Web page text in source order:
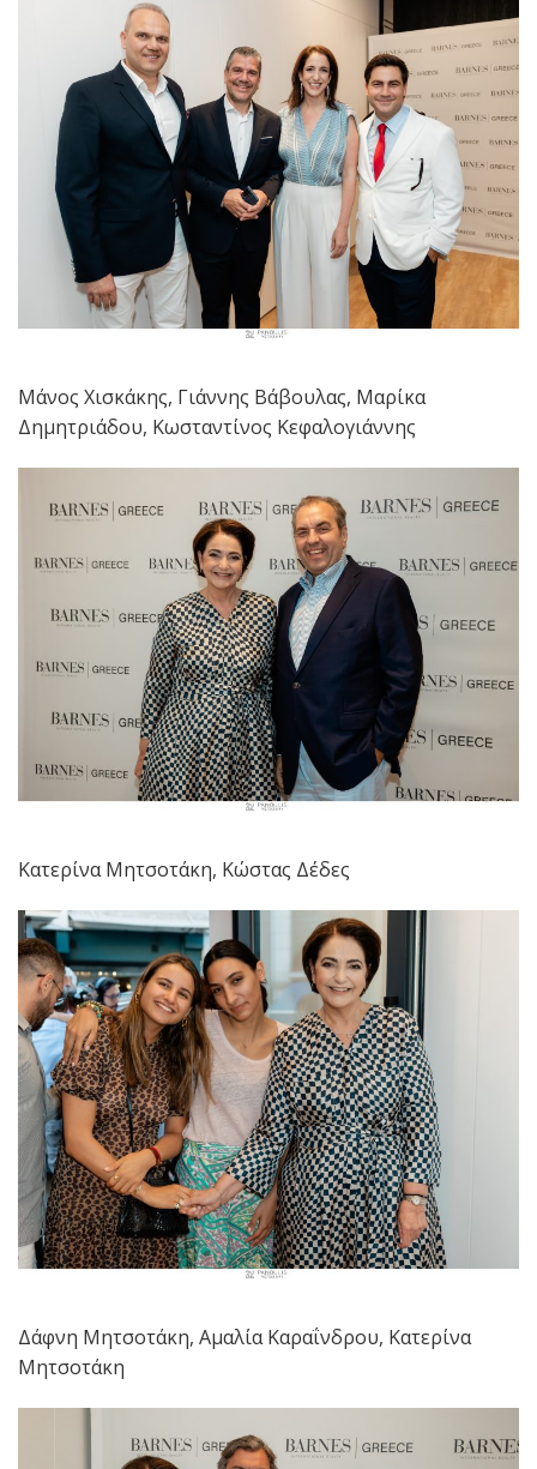
Μάνος Χισκάκης, Γιάννης Βάβουλας, Μαρίκα
Δημητριάδου, Κωσταντίνος Κεφαλογιάννης
Κατερίνα Μητσοτάκη, Κώστας Δέδες
Δάφνη Μητσοτάκη, Αμαλία Καραΐνδρου, Κατερίνα
Μητσοτάκη